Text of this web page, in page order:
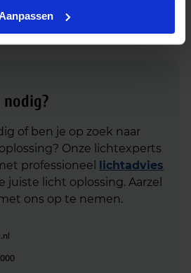
of ben je op zoek naar
Onze lichtexperts
professioneel lichtadvies
juiste licht oplossing. Aarzel
ons op te nemen.